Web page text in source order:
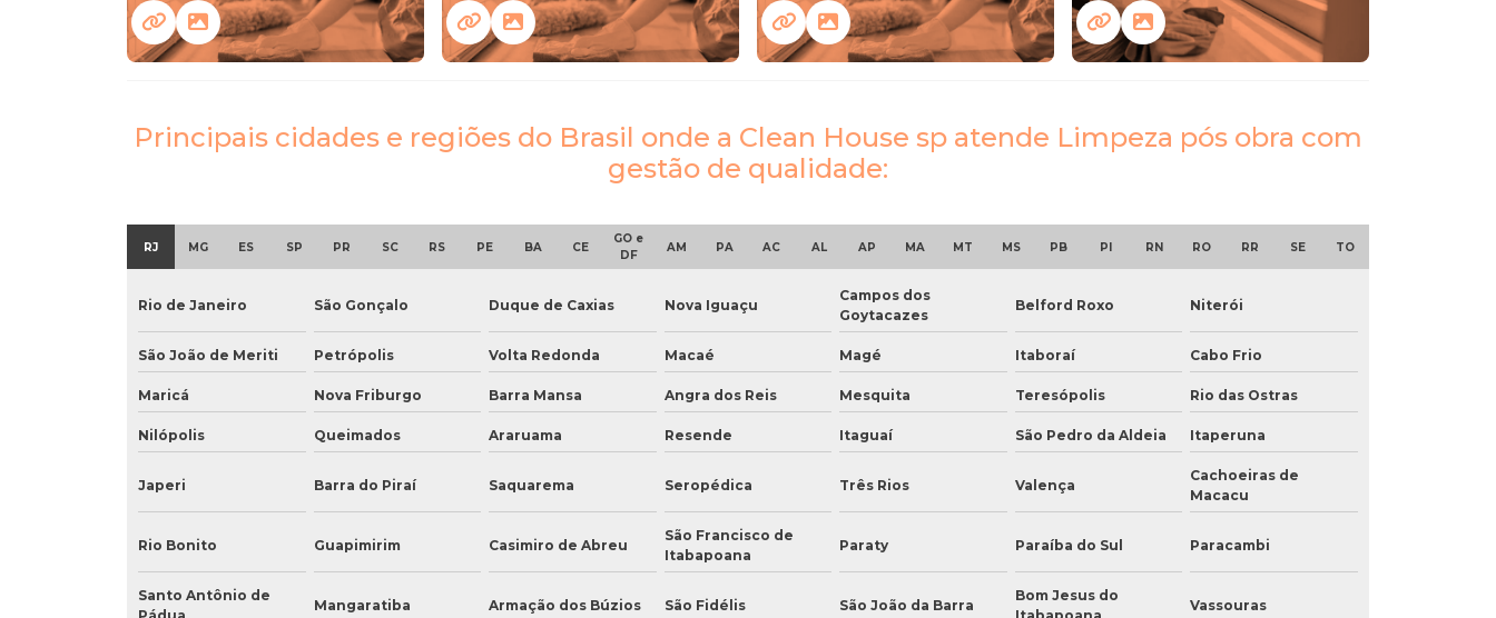
Principais cidades e regiões do Brasil onde a Clean House sp atende Limpeza pós obra com
gestão de qualidade:
RJ MG ES SP PR SC RS PE BA CE
GO e
DF
AM PA AC AL AP MA MT MS PB PI RN RO RR SE TO
Rio de Janeiro São Gonçalo Duque de Caxias Nova Iguaçu
Campos dos
Goytacazes
Belford Roxo Niterói
São João de Meriti Petrópolis Volta Redonda Macaé Magé Itaboraí Cabo Frio
Maricá Nova Friburgo Barra Mansa Angra dos Reis Mesquita Teresópolis Rio das Ostras
Nilópolis Queimados Araruama Resende Itaguaí São Pedro da Aldeia Itaperuna
Japeri Barra do Piraí Saquarema Seropédica Três Rios Valença
Cachoeiras de
Macacu
Rio Bonito Guapimirim Casimiro de Abreu
São Francisco de
Itabapoana
Paraty Paraíba do Sul Paracambi
Santo Antônio de
Mangaratiba Armação dos Búzios São Fidélis São João da Barra
Bom Jesus do
Vassouras